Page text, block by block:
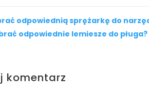
odpowiednią sprężarkę do
odpowiednie lemiesze do pługa?
komentarz